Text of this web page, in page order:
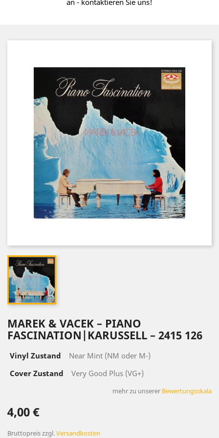
an - kontaktieren Sie uns!
MAREK & VACEK ‎– PIANO
FASCINATION|KARUSSELL ‎– 2415 126
Vinyl Zustand
Near Mint (NM oder M-)
Cover Zustand
Very Good Plus (VG+)
mehr zu unserer Bewertungsskala
4,00 €
Bruttopreiszzgl.Versandkosten